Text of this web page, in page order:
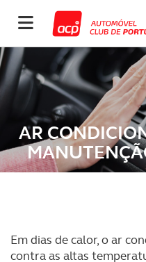
AR
Em dias de calor, o ar
contra as altas